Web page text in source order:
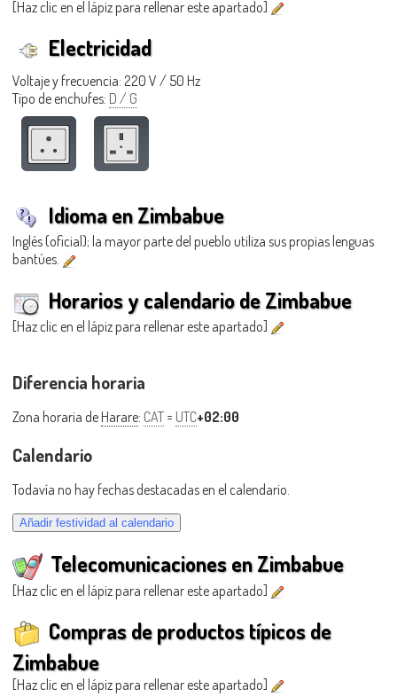
[Haz clic en el lápiz para rellenar este apartado]
Electricidad
Voltaje y frecuencia: 220 V / 50 Hz
Tipo de enchufes: D / G
Idioma en Zimbabue
Inglés (oficial); la mayor parte del pueblo utiliza sus propias lenguas
bantúes.
Horarios y calendario de Zimbabue
[Haz clic en el lápiz para rellenar este apartado]
Diferencia horaria
Zona horaria de Harare: CAT = UTC+02:00
Calendario
Todavía no hay fechas destacadas en el calendario.
Telecomunicaciones en Zimbabue
[Haz clic en el lápiz para rellenar este apartado]
Compras de productos típicos de
Zimbabue
[Haz clic en el lápiz para rellenar este apartado]